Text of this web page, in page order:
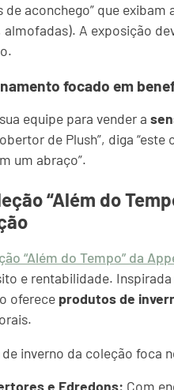
de aconchego” que
almofadas). A exposição
focado em
equipe para vender a
de Plush”, diga
um abraço”.
“Além do
“Além do Tempo” da
e rentabilidade.
oferece produtos de
de inverno da coleção foca
e Edredons: Com